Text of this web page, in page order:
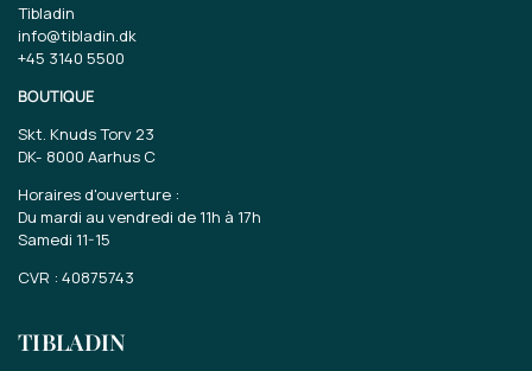
Tibladin
info@tibladin.dk
+45 3140 5500
BOUTIQUE
Skt. Knuds Torv 23
DK- 8000 Aarhus C
Horaires d'ouverture :
Du mardi au vendredi de 11h à 17h
Samedi 11-15
CVR : 40875743
TIBLADIN